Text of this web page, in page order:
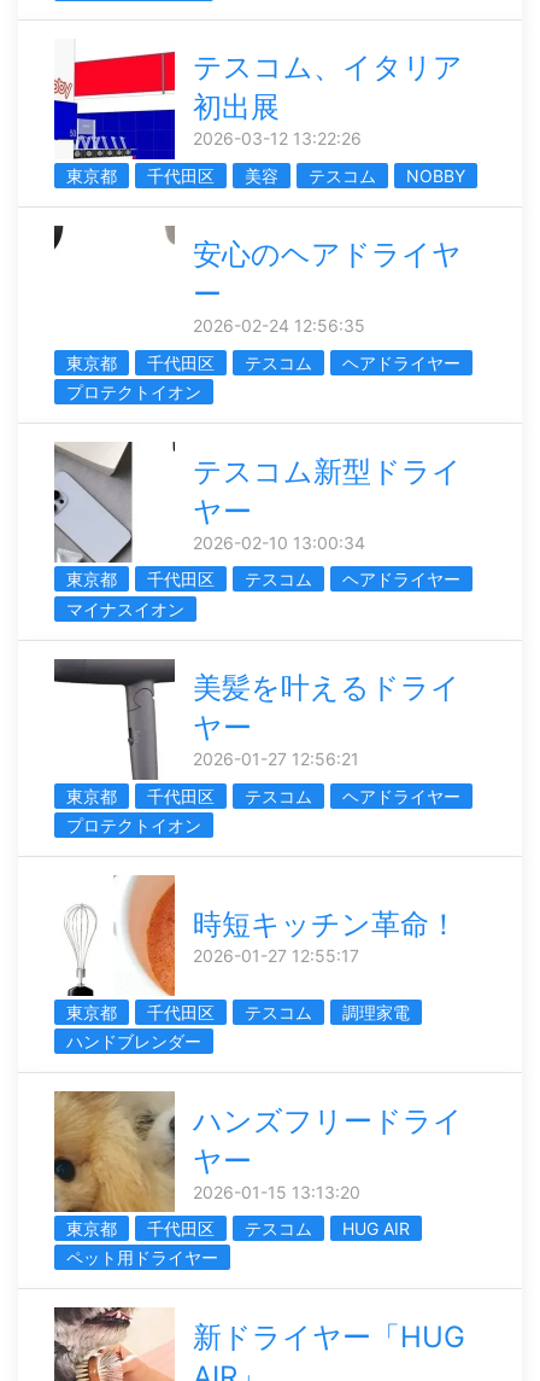
テスコム、イタリア
初出展
2026-03-12 13:22:26
東京都
千代田区 美容 テスコム NOBBY
安心のヘアドライヤ
ー
2026-02-24 12:56:35
東京都
千代田区 テスコム
ヘアドライヤー
プロテクトイオン
テスコム新型ドライ
ヤー
2026-02-10 13:00:34
東京都
千代田区 テスコム
ヘアドライヤー
マイナスイオン
美髪を叶えるドライ
ヤー
2026-01-27 12:56:21
東京都
千代田区 テスコム
ヘアドライヤー
プロテクトイオン
時短キッチン革命！
2026-01-27 12:55:17
東京都 千代田区 テスコム
調理家電
ハンドブレンダー
ハンズフリードライ
ヤー
2026-01-15 13:13:20
東京都
千代田区 テスコム
HUG AIR
ペット用ドライヤー
新ドライヤー「HUG